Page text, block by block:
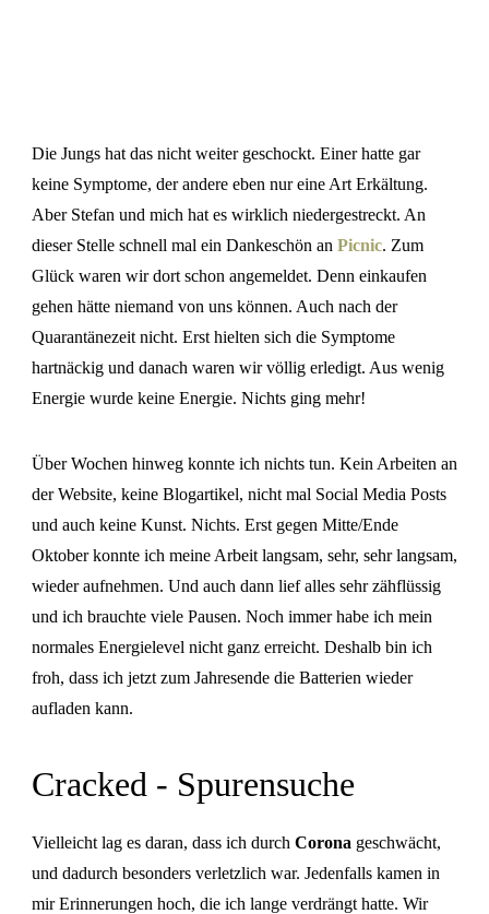
Die Jungs hat das nicht weiter geschockt. Einer hatte gar
keine Symptome, der andere eben nur eine Art Erkältung.
Aber Stefan und mich hat es wirklich niedergestreckt. An
dieser Stelle schnell mal ein Dankeschön an Picnic. Zum
Glück waren wir dort schon angemeldet. Denn einkaufen
gehen hätte niemand von uns können. Auch nach der
Quarantänezeit nicht. Erst hielten sich die Symptome
hartnäckig und danach waren wir völlig erledigt. Aus wenig
Energie wurde keine Energie. Nichts ging mehr!
Über Wochen hinweg konnte ich nichts tun. Kein Arbeiten an
der Website, keine Blogartikel, nicht mal Social Media Posts
und auch keine Kunst. Nichts. Erst gegen Mitte/Ende
Oktober konnte ich meine Arbeit langsam, sehr, sehr langsam,
wieder aufnehmen. Und auch dann lief alles sehr zähflüssig
und ich brauchte viele Pausen. Noch immer habe ich mein
normales Energielevel nicht ganz erreicht. Deshalb bin ich
froh, dass ich jetzt zum Jahresende die Batterien wieder
aufladen kann.
Cracked - Spurensuche
Vielleicht lag es daran, dass ich durch Corona geschwächt,
und dadurch besonders verletzlich war. Jedenfalls kamen in
mir Erinnerungen hoch, die ich lange verdrängt hatte. Wir